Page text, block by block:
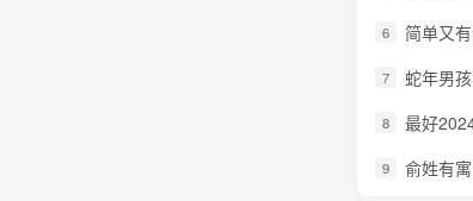
6 简单又
7 蛇年男
8 最好
9 俞姓有